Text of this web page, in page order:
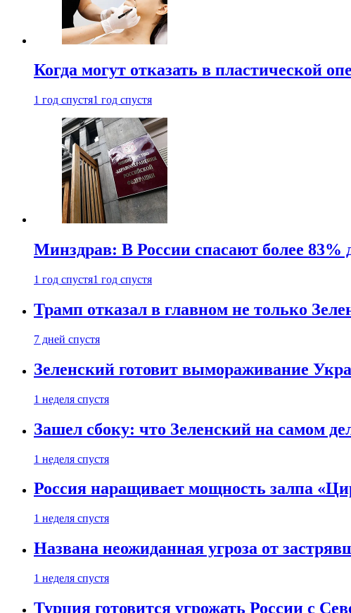
Когда могут отказать в пластической
1 год спустя1 год спустя
Минздрав: В России спасают более 83%
1 год спустя1 год спустя
Трамп отказал в главном не только
7 дней спустя
Зеленский готовит вымораживание
1 неделя спустя
Зашел сбоку: что Зеленский на самом
1 неделя спустя
Россия наращивает мощность залпа
1 неделя спустя
Названа неожиданная угроза от
1 неделя спустя
Турция готовится угрожать России с